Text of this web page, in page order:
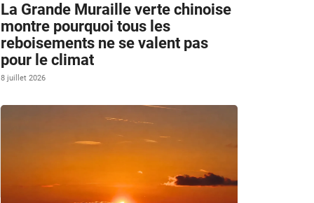
La Grande Muraille verte chinoise
montre pourquoi tous les
reboisements ne se valent pas
pour le climat
8 juillet 2026